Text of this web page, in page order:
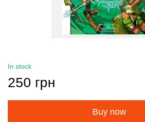
In stock
250 грн
Buy now